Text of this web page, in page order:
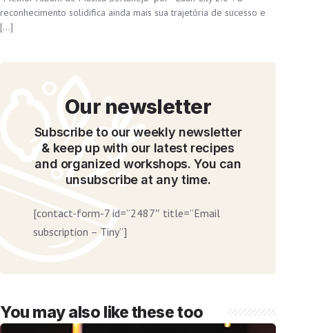
reconhecimento solidifica ainda mais sua trajetória de sucesso e
[…]
Our newsletter
Subscribe to our weekly newsletter
& keep up with our latest recipes
and organized workshops. You can
unsubscribe at any time.
[contact-form-7 id=”2487″ title=”Email
subscription – Tiny”]
You may also like these too